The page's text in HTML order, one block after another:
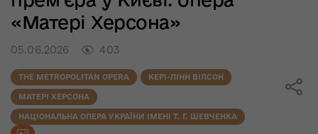
«Матері Херсона»
05.06.2026 403
THE METROPOLITAN OPERA КЕРІ-ЛІНН ВІЛСОН
МАТЕРІ ХЕРСОНА
НАЦІОНАЛЬНА ОПЕРА УКРАЇНИ ІМЕНІ Т. Г. ШЕВЧЕНКА